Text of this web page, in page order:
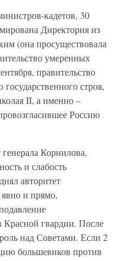
кадетов, 30
Директория из
(она просуществовала
умеренных
правительство
строя,
II, а именно –
Россию
Корнилова,
и слабость
авторитет
и прямо,
гвардии. После
над Советами. Если 2
большевиков против